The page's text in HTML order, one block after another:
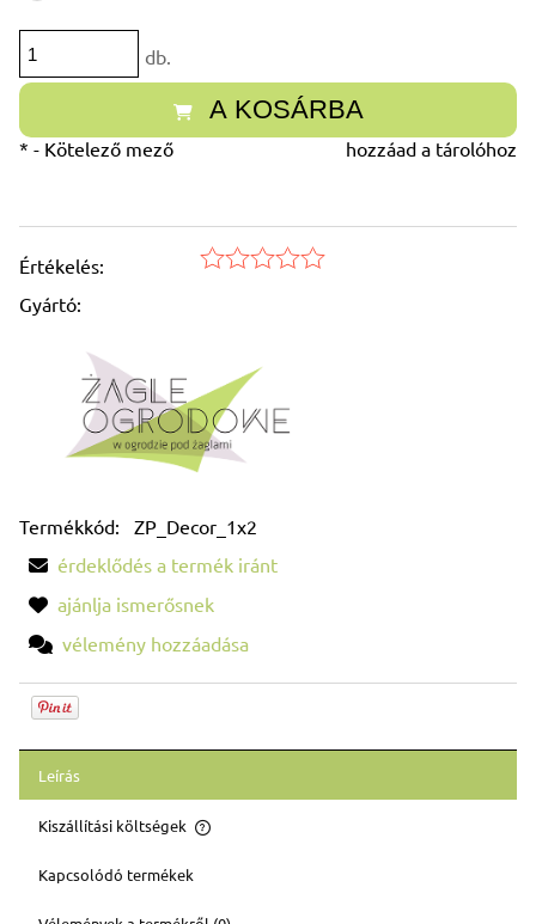
db.
A KOSÁRBA
hozzáad a tárolóhoz
* - Kötelező mező
Értékelés:
Gyártó:
Termékkód:
ZP_Decor_1x2
érdeklődés a termék iránt
ajánlja ismerősnek
vélemény hozzáadása
Leírás
Kiszállítási költségek
Az ár nem tartalmazza az esetleges fizetési költségeket
Kapcsolódó termékek